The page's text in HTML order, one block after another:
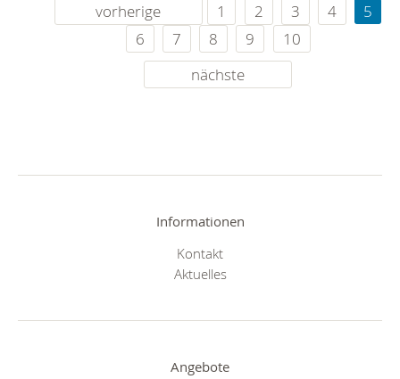
vorherige 1 2 3 4
5
6
7 8 9
10
nächste
Informationen
Kontakt
Aktuelles
Angebote